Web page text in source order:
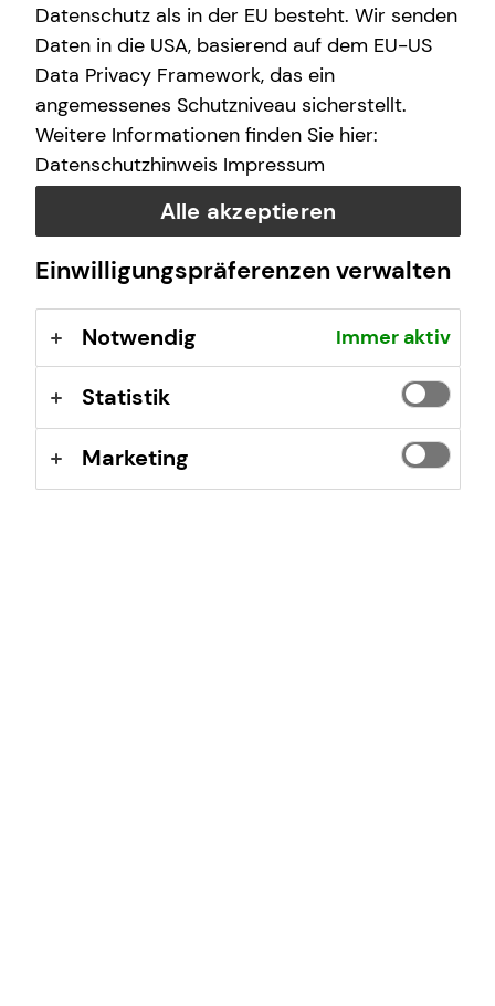
Unkompliziert und ortsunabhängig Finanzen
checken
Keine Installation einer zusätzlichen Software oder
App notwendig
Inhalte und Unterlagen auf deinem Bildschirm
mitverfolgen
Bequemer Online-Abschluss per E-Signatur
Datenschutz als in der EU besteht. Wir senden
Daten in die USA, basierend auf dem EU-US
Data Privacy Framework, das ein
angemessenes Schutzniveau sicherstellt.
Weitere Informationen finden Sie hier:
Datenschutzhinweis Impressum
Alle akzeptieren
Einwilligungspräferenzen verwalten
Notwendig Immer aktiv
Statistik
Marketing